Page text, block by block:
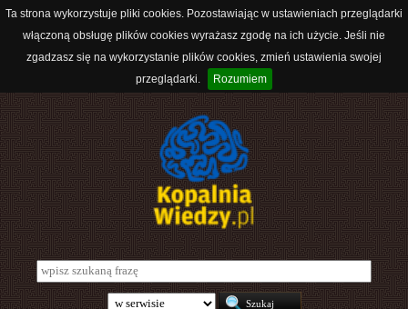
Ta strona wykorzystuje pliki cookies. Pozostawiając w ustawieniach przeglądarki
włączoną obsługę plików cookies wyrażasz zgodę na ich użycie. Jeśli nie
zgadzasz się na wykorzystanie plików cookies, zmień ustawienia swojej
przeglądarki.
Rozumiem